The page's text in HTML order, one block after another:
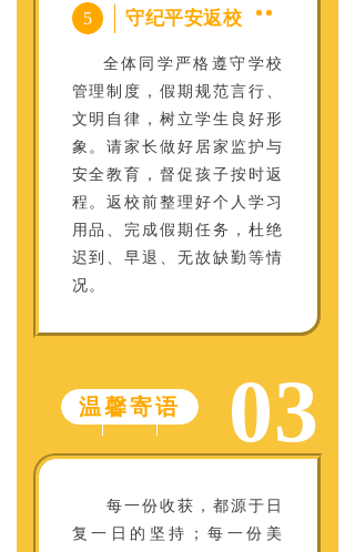
5 守纪平安返校
全体同学严格遵守学校
管理制度，假期规范言行、
文明自律，树立学生良好形
象。请家长做好居家监护与
安全教育，督促孩子按时返
程。返校前整理好个人学习
用品、完成假期任务，杜绝
迟到、早退、无故缺勤等情
况。
温馨寄语 03
每一份收获，都源于日
复一日的坚持；每一份美